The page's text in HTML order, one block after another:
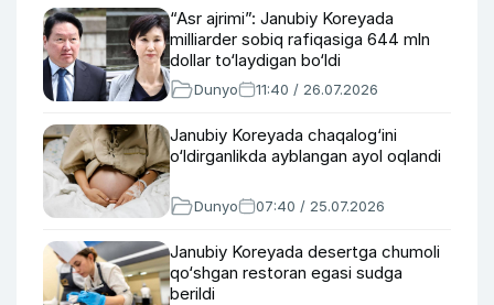
“Asr ajrimi”: Janubiy Koreyada
milliarder sobiq rafiqasiga 644 mln
dollar to‘laydigan bo‘ldi
Dunyo 11:40 / 26.07.2026
Janubiy Koreyada chaqalog‘ini
o‘ldirganlikda ayblangan ayol oqlandi
Dunyo 07:40 / 25.07.2026
Janubiy Koreyada desertga chumoli
qo‘shgan restoran egasi sudga
berildi